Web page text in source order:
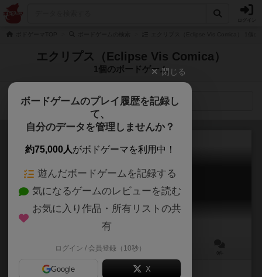
エクリプス（Eclipse Vis Comica）
1個のボードゲーム
検索メニュー
パパラッチ
Paparazzi
10～20分
閉じる
ボードゲームのプレイ履歴を記録し
て、
自分のデータを管理しませんか？
約75,000人がボドゲーマを利用中！
遊んだボードゲームを記録する
気になるゲームのレビューを読む
お気に入り作品・所有リストの共
有
ログイン / 会員登録（10秒）
Google X